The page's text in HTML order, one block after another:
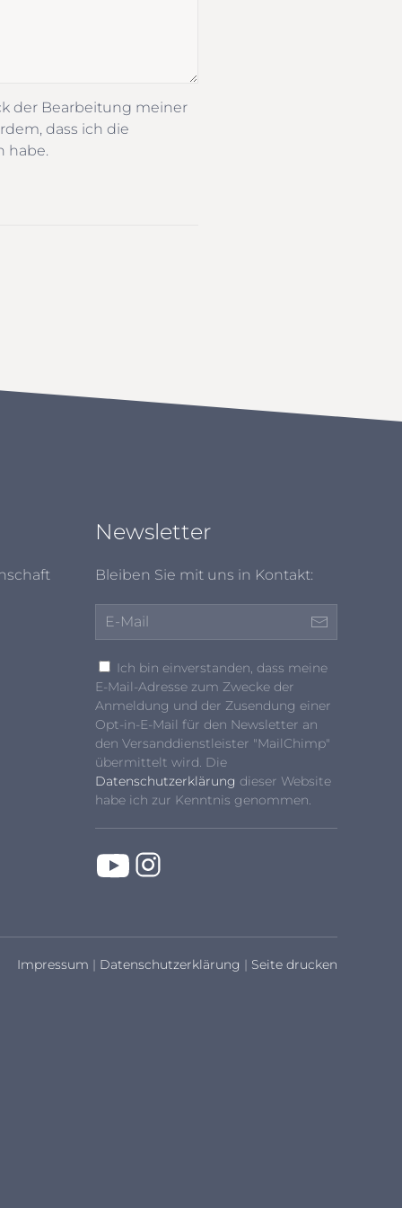
der Bearbeitung meiner
dass ich die
habe.
Newsletter
Bleiben Sie mit uns in Kontakt:
Ich bin einverstanden, dass meine
E-Mail-Adresse zum Zwecke der
Anmeldung und der Zusendung einer
Opt-in-E-Mail für den Newsletter an
den Versanddienstleister "MailChimp"
übermittelt wird. Die
Datenschutzerklärung dieser Website
habe ich zur Kenntnis genommen.
Impressum | Datenschutzerklärung | Seite drucken